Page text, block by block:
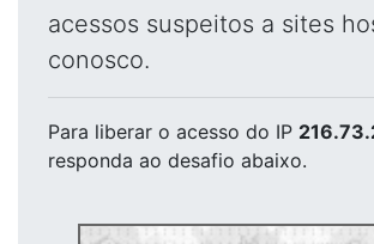
acessos suspeitos a sites
conosco.
Para liberar o acesso do IP
responda ao desafio abaixo.